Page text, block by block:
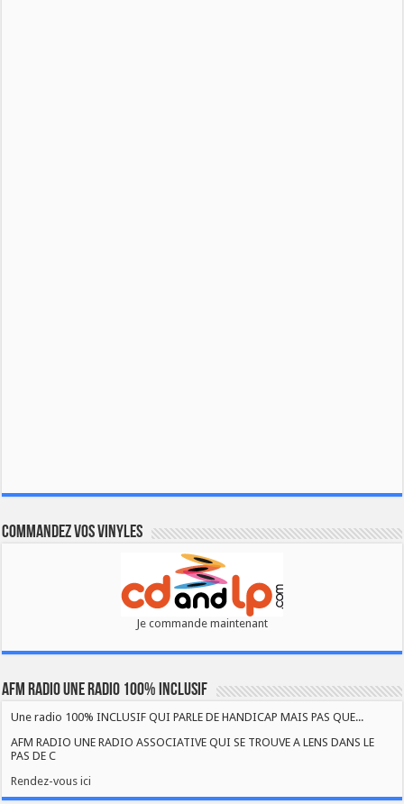
Commandez vos vinyles
Je commande maintenant
AFM RADIO UNE RADIO 100% INCLUSIF
Une radio 100% INCLUSIF QUI PARLE DE HANDICAP MAIS PAS QUE...
AFM RADIO UNE RADIO ASSOCIATIVE QUI SE TROUVE A LENS DANS LE
PAS DE C
Rendez-vous ici